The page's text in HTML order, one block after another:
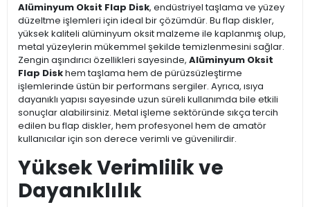
Alüminyum Oksit Flap Disk, endüstriyel taşlama ve yüzey
düzeltme işlemleri için ideal bir çözümdür. Bu flap diskler,
yüksek kaliteli alüminyum oksit malzeme ile kaplanmış olup,
metal yüzeylerin mükemmel şekilde temizlenmesini sağlar.
Zengin aşındırıcı özellikleri sayesinde, Alüminyum Oksit
Flap Diskhem taşlama hem de pürüzsüzleştirme
işlemlerinde üstün bir performans sergiler. Ayrıca, ısıya
dayanıklı yapısı sayesinde uzun süreli kullanımda bile etkili
sonuçlar alabilirsiniz. Metal işleme sektöründe sıkça tercih
edilen bu flap diskler, hem profesyonel hem de amatör
kullanıcılar için son derece verimli ve güvenilirdir.
Yüksek Verimlilik ve
Dayanıklılık